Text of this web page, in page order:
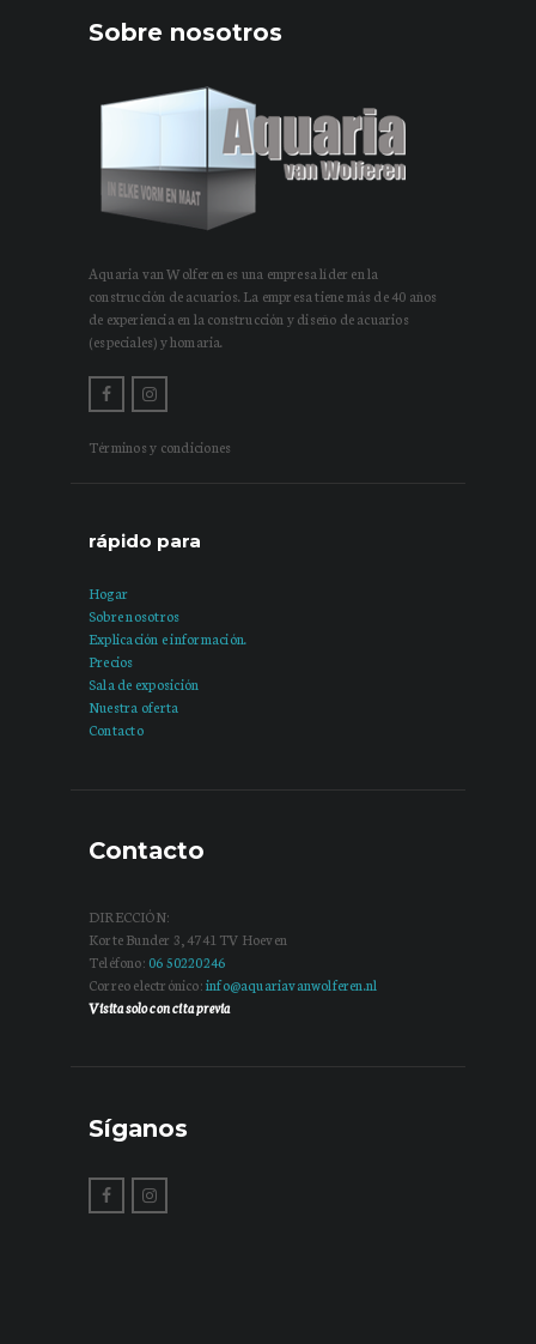
Sobre nosotros
Aquaria van Wolferen es una empresa líder en la
construcción de acuarios. La empresa tiene más de 40 años
de experiencia en la construcción y diseño de acuarios
(especiales) y homaria.
Términos y condiciones
rápido para
Hogar
Sobre nosotros
Explicación e información.
Precios
Sala de exposición
Nuestra oferta
Contacto
Contacto
DIRECCIÓN:
Korte Bunder 3, 4741 TV Hoeven
Teléfono: 06 50220246
Correo electrónico:info@aquariavanwolferen.nl
Visita solo con cita previa
Síganos